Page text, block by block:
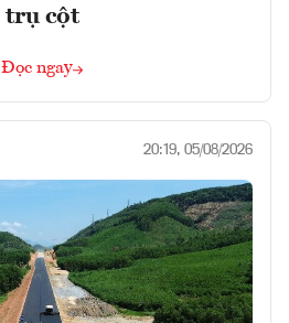
trụ cột
Đọc ngay
20:19, 05/08/2026